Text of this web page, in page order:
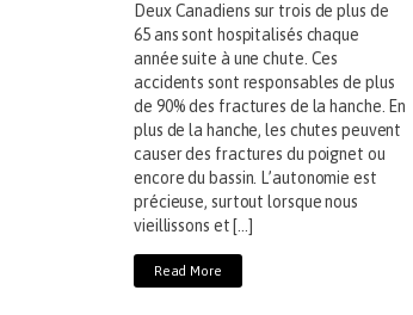
Deux Canadiens sur trois de plus de
65 ans sont hospitalisés chaque
année suite à une chute. Ces
accidents sont responsables de plus
de 90% des fractures de la hanche. En
plus de la hanche, les chutes peuvent
causer des fractures du poignet ou
encore du bassin. L’autonomie est
précieuse, surtout lorsque nous
vieillissons et […]
Read More